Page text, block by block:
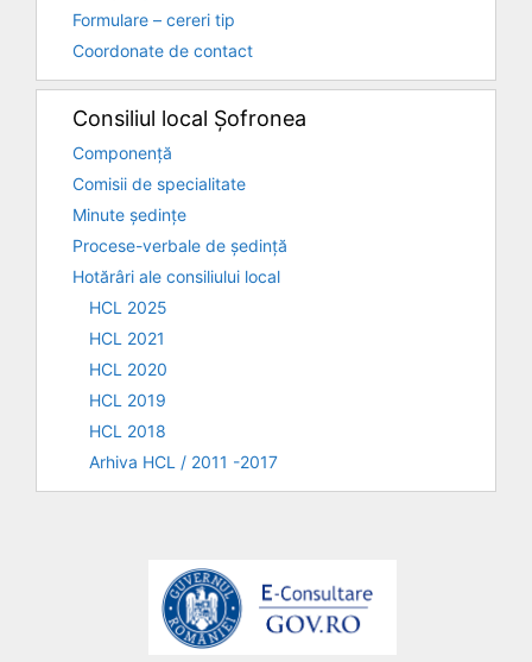
Formulare – cereri tip
Coordonate de contact
Consiliul local Șofronea
Componență
Comisii de specialitate
Minute ședințe
Procese-verbale de ședință
Hotărâri ale consiliului local
HCL 2025
HCL 2021
HCL 2020
HCL 2019
HCL 2018
Arhiva HCL / 2011 -2017